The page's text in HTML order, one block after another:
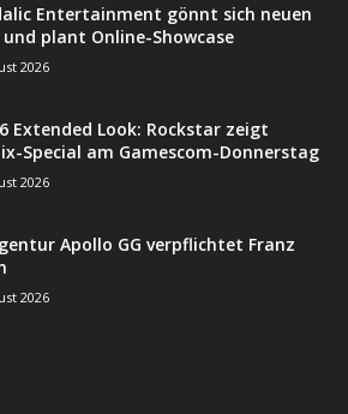
Entertainment gönnt sich neuen
und plant Online-Showcase
2026
Extended Look: Rockstar zeigt
Special am Gamescom-Donnerstag
2026
Apollo GG verpflichtet Franz
2026